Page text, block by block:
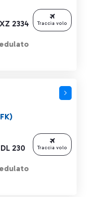
XZ 2334 Traccia volo
DL 230 Traccia volo